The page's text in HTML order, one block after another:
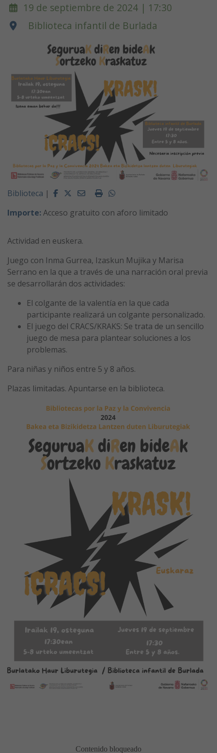
19 de septiembre de 2024 | 17:30
Biblioteca infantil de Burlada
Biblioteca | FacebookTwitterEmailImprimirWhatsapp
Importe:Acceso gratuito con aforo limitado
Actividad en euskera.
Juego con Inma Gurrea, Izaskun Mujika y Marisa
Serrano en la que a través de una narración oral previa
se desarrollarán dos actividades:
El colgante de la valentía en la que cada
participante realizará un colgante personalizado.
El juego del CRACS/KRAKS: Se trata de un sencillo
juego de mesa para plantear soluciones a los
problemas.
Para niñas y niños entre 5 y 8 años.
Plazas limitadas. Apuntarse en la biblioteca.